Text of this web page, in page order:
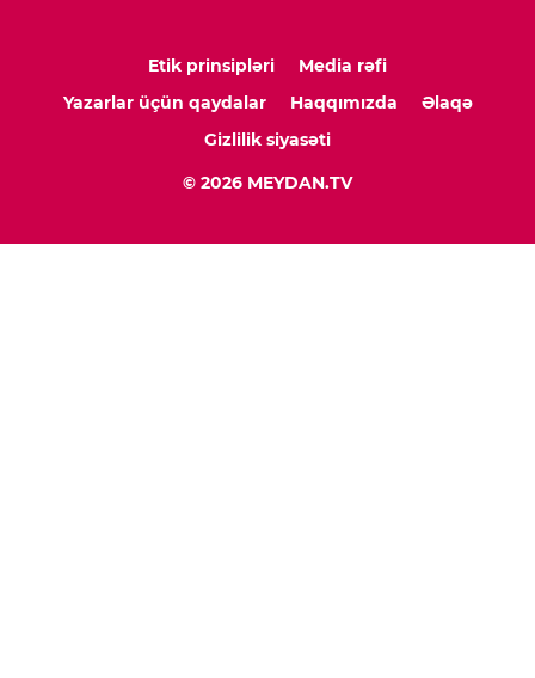
Etik prinsipləri
Media rəfi
Yazarlar üçün qaydalar
Haqqımızda
Əlaqə
Gizlilik siyasəti
© 2026 MEYDAN.TV